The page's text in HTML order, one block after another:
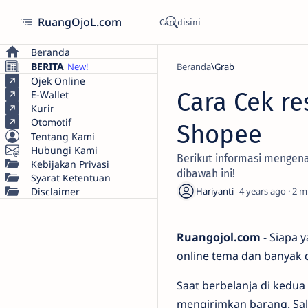
RuangOjoL.com
Beranda
BERITA
Ojek Online
E-Wallet
Kurir
Otomotif
Tentang Kami
Hubungi Kami
Kebijakan Privasi
Syarat Ketentuan
Disclaimer
Beranda Grab
Cara Cek
Shopee
Berikut informasi
dibawah ini!
4 years ago 2
Ruangojol.com - Siapa
online tema dan
Saat berbelanja di
mengirimkan barang.